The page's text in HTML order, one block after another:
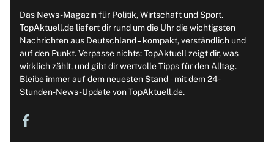
Das News-Magazin für Politik, Wirtschaft und Sport.
TopAktuell.de liefert dir rund um die Uhr die wichtigsten
Nachrichten aus Deutschland – kompakt, verständlich und
auf den Punkt. Verpasse nichts: TopAktuell zeigt dir, was
wirklich zählt, und gibt dir wertvolle Tipps für den Alltag.
Bleibe immer auf dem neuesten Stand – mit dem 24-
Stunden-News-Update von TopAktuell.de.